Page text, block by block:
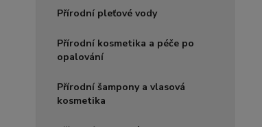
Přírodní pleťové vody
Přírodní kosmetika a péče po
opalování
Přírodní šampony a vlasová
kosmetika